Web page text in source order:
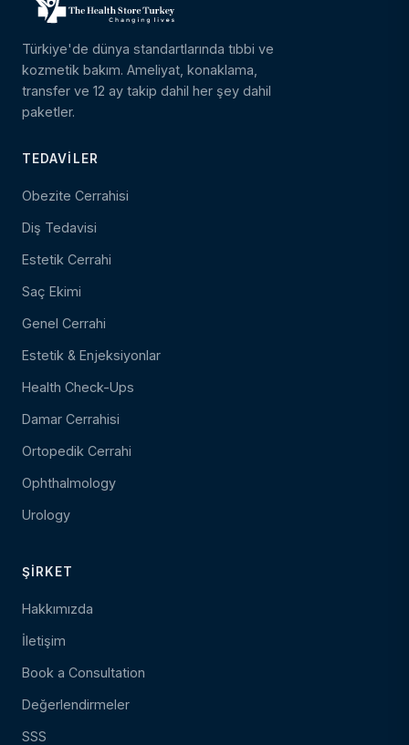
Türkiye'de dünya standartlarında tıbbi ve
kozmetik bakım. Ameliyat, konaklama,
transfer ve 12 ay takip dahil her şey dahil
paketler.
TEDAVILER
Obezite Cerrahisi
Diş Tedavisi
Estetik Cerrahi
Saç Ekimi
Genel Cerrahi
Estetik & Enjeksiyonlar
Health Check-Ups
Damar Cerrahisi
Ortopedik Cerrahi
Ophthalmology
Urology
ŞIRKET
Hakkımızda
İletişim
Book a Consultation
Değerlendirmeler
SSS